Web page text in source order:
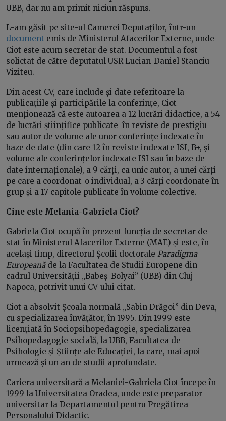
UBB, dar nu am primit niciun răspuns.
L-am găsit pe site-ul Camerei Deputaților, într-un
document emis de Ministerul Afacerilor Externe, unde
Ciot este acum secretar de stat. Documentul a fost
solictat de către deputatul USR Lucian-Daniel Stanciu
Viziteu.
Din acest CV, care include și date referitoare la
publicațiile și participările la conferințe, Ciot
menționează că este autoarea a 12 lucrări didactice, a 54
de lucrări științifice publicate în reviste de prestigiu
sau autor de volume ale unor conferințe indexate în
baze de date (din care 12 în reviste indexate ISI, B+, și
volume ale conferințelor indexate ISI sau în baze de
date internaționale), a 9 cărți, ca unic autor, a unei cărți
pe care a coordonat-o individual, a 3 cărți coordonate în
grup și a 17 capitole publicate în volume colective.
Cine este Melania-Gabriela Ciot?
Gabriela Ciot ocupă în prezent funcția de secretar de
stat în Ministerul Afacerilor Externe (MAE) și este, în
același timp, directorul Școlii doctorale Paradigma
Europeanăde la Facultatea de Studii Europene din
cadrul Universității „Babeș-Bolyai” (UBB) din Cluj-
Napoca, potrivit unui CV-ului citat.
Ciot a absolvit Școala normală „Sabin Drăgoi” din Deva,
cu specializarea învățător, în 1995. Din 1999 este
licențiată în Sociopsihopedagogie, specializarea
Psihopedagogie socială, la UBB, Facultatea de
Psihologie și Științe ale Educației, la care, mai apoi
urmează și un an de studii aprofundate.
Cariera universitară a Melaniei-Gabriela Ciot începe în
1999 la Universitatea Oradea, unde este preparator
universitar la Departamentul pentru Pregătirea
Personalului Didactic.